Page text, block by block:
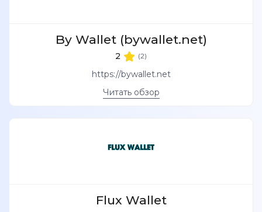
By Wallet (bywallet.net)
2 (2)
https://bywallet.net
Читать обзор
Flux Wallet